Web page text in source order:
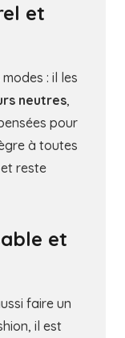
et
: il les
neutres,
pour
à toutes
reste
et
faire un
il est